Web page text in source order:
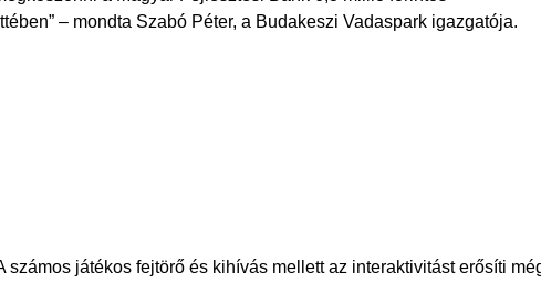
– mondta Szabó Péter, a Budakeszi Vadaspark igazgatója.
számos játékos fejtörő és kihívás mellett az interaktivitást erősíti